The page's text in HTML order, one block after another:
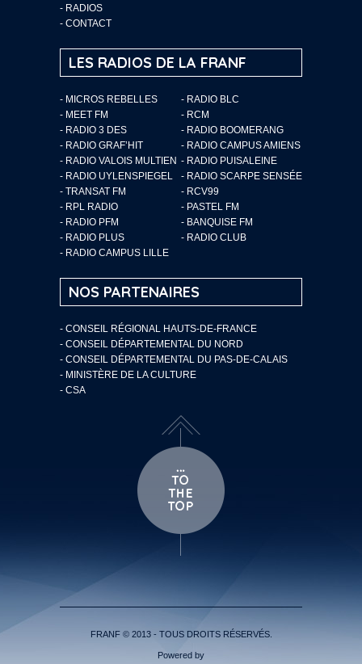
- RADIOS
- CONTACT
LES RADIOS DE LA FRANF
- MICROS REBELLES
- RADIO BLC
- MEET FM
- RCM
- RADIO 3 DES
- RADIO BOOMERANG
- RADIO GRAF’HIT
- RADIO CAMPUS AMIENS
- RADIO VALOIS MULTIEN - RADIO PUISALEINE
- RADIO UYLENSPIEGEL
- RADIO SCARPE SENSÉE
- TRANSAT FM
- RCV99
- RPL RADIO
- PASTEL FM
- RADIO PFM
- BANQUISE FM
- RADIO PLUS
- RADIO CLUB
- RADIO CAMPUS LILLE
NOS PARTENAIRES
- CONSEIL RÉGIONAL HAUTS-DE-FRANCE
- CONSEIL DÉPARTEMENTAL DU NORD
- CONSEIL DÉPARTEMENTAL DU PAS-DE-CALAIS
- MINISTÈRE DE LA CULTURE
- CSA
FRANF © 2013 - TOUS DROITS RÉSERVÉS.
Powered by